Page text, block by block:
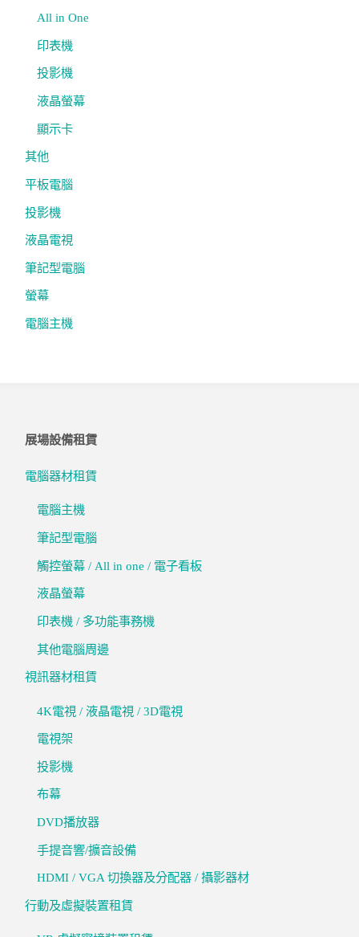
All in One
印表機
投影機
液晶螢幕
顯示卡
其他
平板電腦
投影機
液晶電視
筆記型電腦
螢幕
電腦主機
展場設備租賃
電腦器材租賃
電腦主機
筆記型電腦
觸控螢幕 / All in one / 電子看板
液晶螢幕
印表機 / 多功能事務機
其他電腦周邊
視訊器材租賃
4K電視 / 液晶電視 / 3D電視
電視架
投影機
布幕
DVD播放器
手提音響/擴音設備
HDMI / VGA 切換器及分配器 / 攝影器材
行動及虛擬裝置租賃